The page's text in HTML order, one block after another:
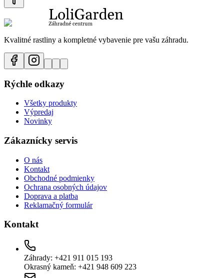
Kvalitné rastliny a kompletné vybavenie pre vašu záhradu.
Rýchle odkazy
Všetky produkty
Výpredaj
Novinky
Zákaznícky servis
O nás
Kontakt
Obchodné podmienky
Ochrana osobných údajov
Doprava a platba
Reklamačný formulár
Kontakt
Záhrady: +421 911 015 193
Okrasný kameň: +421 948 609 223